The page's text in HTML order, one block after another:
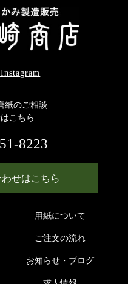
紙のご相談
こちら
8223
せはこちら
用紙について
ご注文の流れ
お知らせ・ブログ